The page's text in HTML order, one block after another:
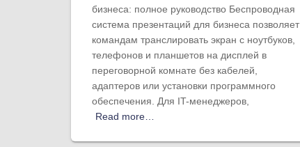
бизнеса: полное руководство Беспроводная
система презентаций для бизнеса позволяет
командам транслировать экран с ноутбуков,
телефонов и планшетов на дисплей в
переговорной комнате без кабелей,
адаптеров или установки программного
обеспечения. Для IT-менеджеров,
Read more…